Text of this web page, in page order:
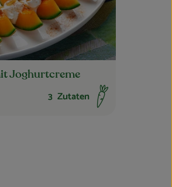
Joghurtcreme
3 Zutaten